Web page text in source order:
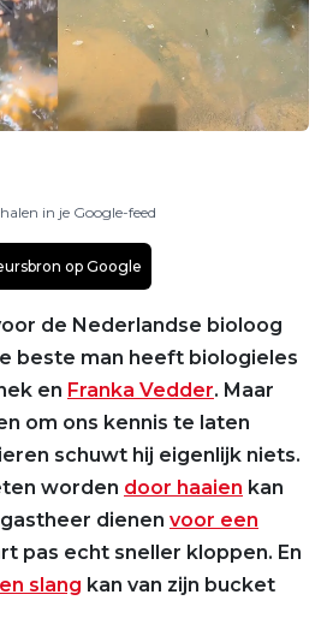
in je Google-feed
op Google
de Nederlandse bioloog
beste man heeft biologieles
en Franka Vedder. Maar
om ons kennis te laten
schuwt hij eigenlijk niets.
worden door haaien kan
dienen voor een
pas echt sneller kloppen. En
slang kan van zijn bucket